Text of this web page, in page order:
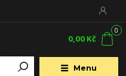
Menu
0
0,00 Kč